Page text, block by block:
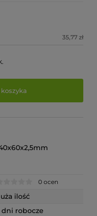
35,77 zł
0 ocen
ilość
dni robocze